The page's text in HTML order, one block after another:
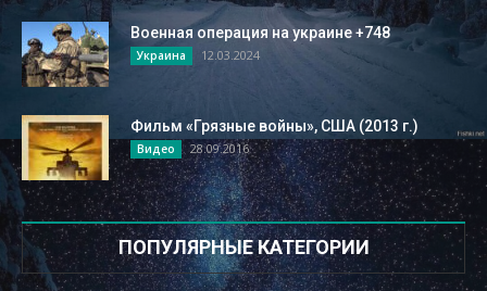
Военная операция на украине +748
Украина 12.03.2024
Фильм «Грязные войны», США (2013 г.)
Видео 28.09.2016
ПОПУЛЯРНЫЕ КАТЕГОРИИ